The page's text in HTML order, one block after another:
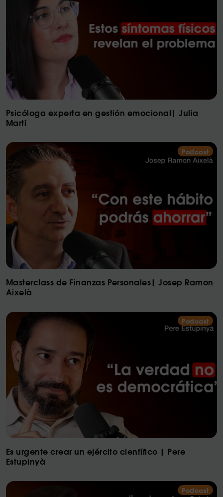
Psicóloga experta en gestión emocional| Julia
Martí
Podcast
Masterclass de Finanzas Personales| Josep Ramon
Aixelà
Podcast
Es urgente crear un ejército científico | Pere
Estupinyà
Podcast